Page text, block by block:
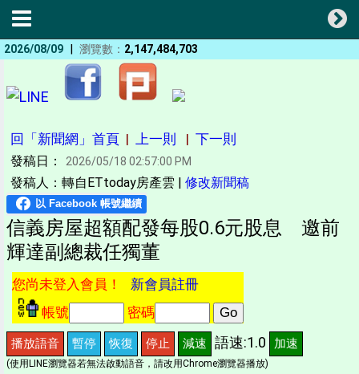
2026/08/09 | 瀏覽數： 2,147,484,703
回「新聞網」首頁 | 上一則 | 下一則
發稿日： 2026/05/18 02:57:00 PM
發稿人：轉自ETtoday房產雲 | 修改新聞稿
信義房屋超額配發每股0.6元股息 邀前
輝達副總裁任獨董
您尚未登入會員！ 新會員註冊
帳號
密碼
播放語音 暫停 恢復 停止 減速 語速:1.0 加速
(使用LINE瀏覽器若無法啟動語音，請改用Chrome瀏覽器播放)